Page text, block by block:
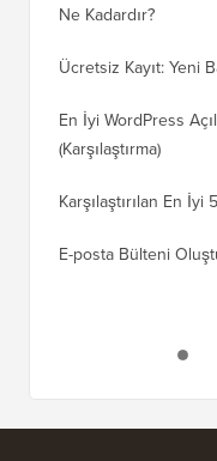
Ne Kadardır?
Ücretsiz Kayıt: Yeni
En İyi WordPress
(Karşılaştırma)
Karşılaştırılan En
E-posta Bülteni